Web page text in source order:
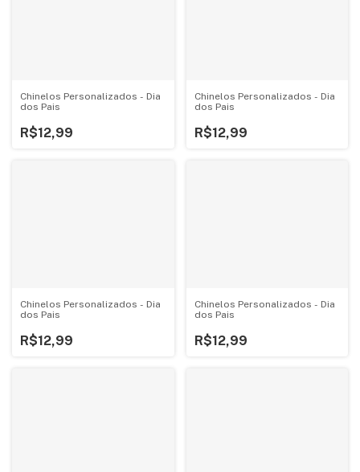
Chinelos Personalizados - Dia
dos Pais
R$12,99
Chinelos Personalizados - Dia
dos Pais
R$12,99
Chinelos Personalizados - Dia
dos Pais
R$12,99
Chinelos Personalizados - Dia
dos Pais
R$12,99